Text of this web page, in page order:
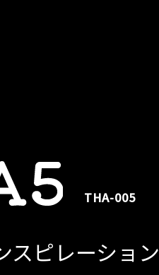
THA-005
スピレーション